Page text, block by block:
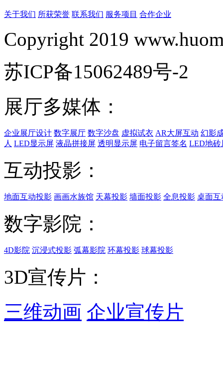
关于我们 所获荣誉 联系我们 服务项目 合作企业
Copyright 2019
苏ICP备15062489号-2
展厅多媒体：
企业展厅设计 数字展厅 数字沙盘 虚拟试衣 AR大屏互动 幻影
人 LED显示屏 液晶拼接屏 透明显示屏 电子留言签名 LED地砖
互动投影：
地面互动投影 画画水族馆 天幕投影 墙面投影 全息投影 桌面互
数字影院：
4D影院 沉浸式投影 弧幕影院 环幕投影 球幕投影
3D宣传片：
三维动画 企业宣传片